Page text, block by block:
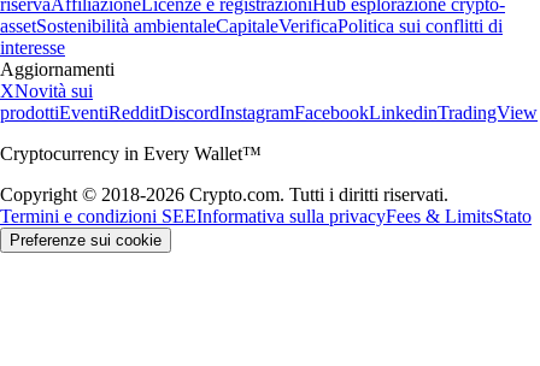
riservaAffiliazione Licenze e registrazioni Hub esplorazione crypto-
assetSostenibilità ambientaleCapitaleVerificaPolitica sui conflitti di
interesse
Aggiornamenti
XNovità sui
prodottiEventiRedditDiscordInstagramFacebookLinkedinTradingView
Cryptocurrency in Every Wallet™
Copyright © 2018-2026 Crypto.com. Tutti i diritti riservati.
Termini e condizioni SEEInformativa sulla privacyFees & LimitsStato
Preferenze sui cookie